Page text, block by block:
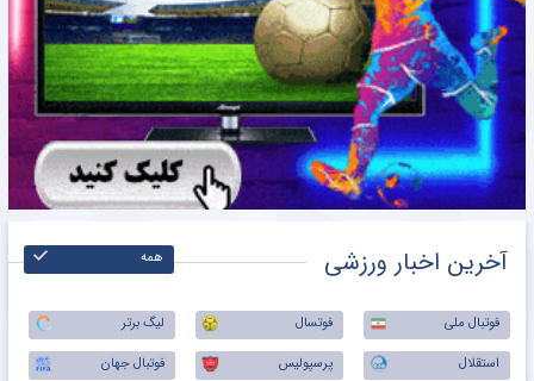
آخرین اخبار ورزشی همه
فوتبال ملی فوتسال
لیگ برتر
استقلال
پرسپولیس
فوتبال جهان